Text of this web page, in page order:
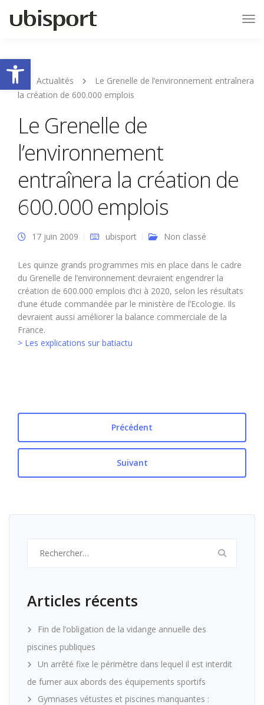
Ouvrir la barre d’outils
Actualités
Le Grenelle de l’environnement entraînera
la création de 600.000 emplois
Le Grenelle de
l’environnement
entraînera la création de
600.000 emplois
17 juin 2009 ubisport Non classé
Les quinze grands programmes mis en place dans le cadre
du Grenelle de l’environnement devraient engendrer la
création de 600.000 emplois d’ici à 2020, selon les résultats
d’une étude commandée par le ministère de l’Ecologie. Ils
devraient aussi améliorer la balance commerciale de la
France.
> Les explications sur batiactu
Précédent
Suivant
Articles récents
Fin de l’obligation de la vidange annuelle des
piscines publiques
Un arrêté fixe le périmètre dans lequel il est interdit
de fumer aux abords des équipements sportifs
Gymnases vétustes et piscines manquantes :